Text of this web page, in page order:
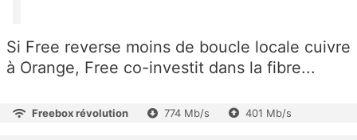
Si Free reverse moins de boucle locale cuivre
à Orange, Free co-investit dans la fibre...
Freebox révolution 774 Mb/s 401 Mb/s